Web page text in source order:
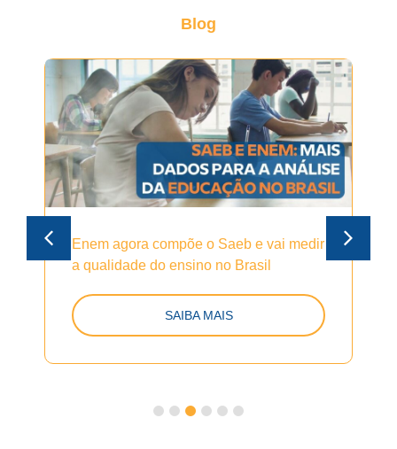
Blog
Enem agora compõe o Saeb e vai medir
a qualidade do ensino no Brasil
SAIBA MAIS